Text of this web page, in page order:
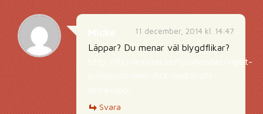
11 december, 2014 kl. 14:47
Läppar? Du menar väl blygdflikar?
http://tjuvlyssnat.se/tjuvlyssnat/inget-
Svara